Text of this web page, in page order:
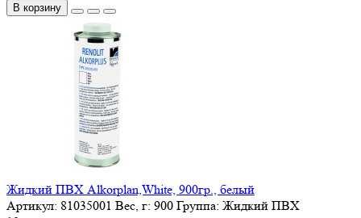
В корзину
Жидкий ПВХ Alkorplan,White, 900гр., белый
Артикул: 81035001 Вес, г: 900 Группа: Жидкий ПВХ